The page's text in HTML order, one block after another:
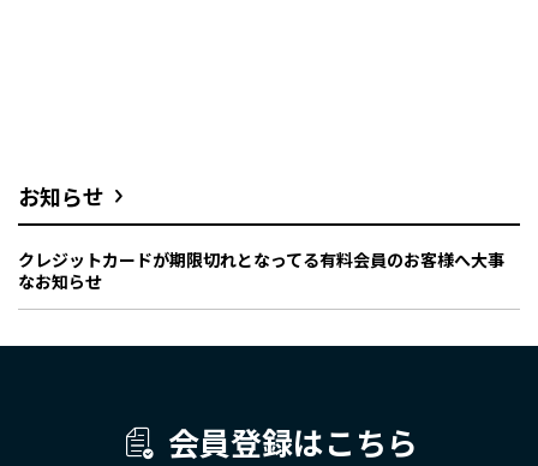
お知らせ
クレジットカードが期限切れとなってる有料会員のお客様へ大事
なお知らせ
会員登録はこちら